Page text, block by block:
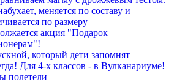
меняется по составу и
по размеру
акция "Подарок
который дети запомнят
Для 4-х классов - в Вулканариуме!
полетели